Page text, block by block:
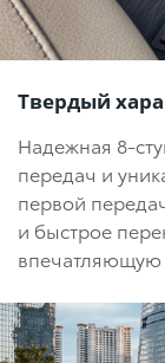
Твердый
Надежная 8-
передач и
первой
и быстрое
впечатляющую